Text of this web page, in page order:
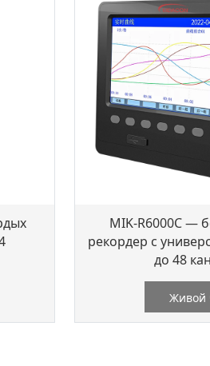
MIK-R6000C —
рекордер с
до 48
Живой